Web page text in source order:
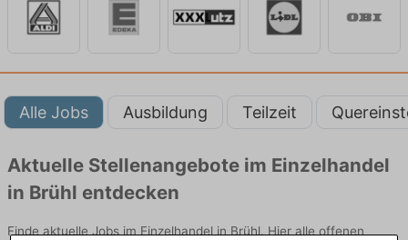
Alle Jobs Ausbildung Teilzeit
Aktuelle Stellenangebote im Einzelhandel
in Brühl entdecken
Finde aktuelle Jobs im Einzelhandel in Brühl. Hier alle offenen